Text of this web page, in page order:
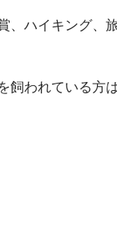
、ハイキング、
飼われている方